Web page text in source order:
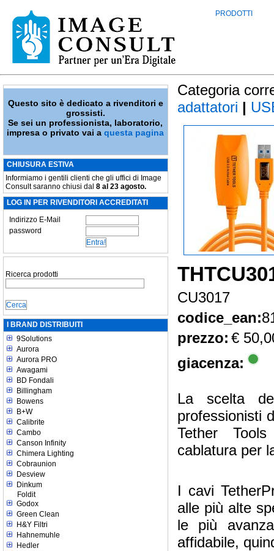
PRODOTTI
Questo sito è dedicato a rivenditori e
grossisti.
Se sei un professionista, laboratorio,
impresa o privato vai aquesta pagina
CHIUSURA ESTIVA
Informiamo i gentili clienti che gli uffici di Image
Consult saranno chiusi dal 8 al 23 agosto.
LOG IN PER RIVENDITORI ACCREDITATI
Indirizzo E-Mail
password
Ricerca prodotti
I BRAND DISTRIBUITI
9Solutions
Aurora
Aurora PRO
Awagami
BD Fondali
Billingham
Bowens
B+W
Calibrite
Cambo
Canson Infinity
Chimera Lighting
Cobraunion
Desview
Dinkum
Foldit
Godox
Green Clean
H&Y Filtri
Hahnemuhle
Hedler
Categoria
adattatori |
CU3017
codice_ean:
prezzo: €
giacenza:
La scelta
professionisti
Tether
cablatura per
I cavi
alle più alte
le più
affidabile,